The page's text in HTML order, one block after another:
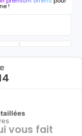
!
vous fait